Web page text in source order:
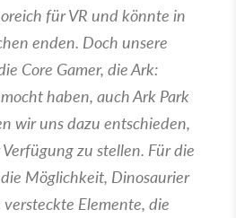
für VR und könnte in
enden. Doch unsere
Core Gamer, die Ark:
haben, auch Ark Park
wir uns dazu entschieden,
zu stellen. Für die
Möglichkeit, Dinosaurier
Elemente, die